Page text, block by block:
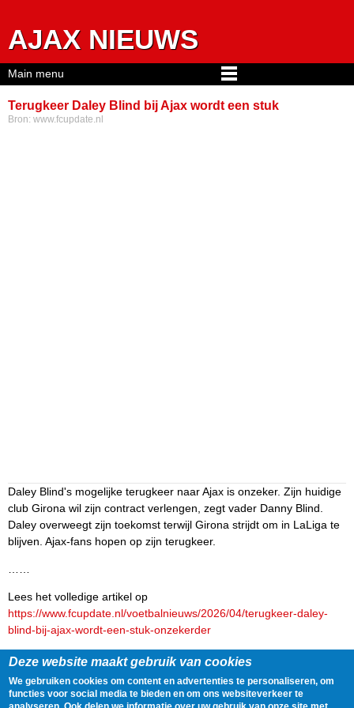
AJAX NIEUWS
Terugkeer Daley Blind bij Ajax wordt een stuk
onzekerder
Bron: www.fcupdate.nl
Daley Blind's mogelijke terugkeer naar Ajax is onzeker. Zijn huidige
club Girona wil zijn contract verlengen, zegt vader Danny Blind.
Daley overweegt zijn toekomst terwijl Girona strijdt om in LaLiga te
blijven. Ajax-fans hopen op zijn terugkeer.
Lees het volledige artikel op
https://www.fcupdate.nl/voetbalnieuws/2026/04/terugkeer-daley-
blind-bij-ajax-wordt-een-stuk-onzekerder
Delen Tweet 26 April, 2026 - 19:25
Gegevens
Main menu
Deze website maakt gebruik van cookies
We gebruiken cookies om content en advertenties te personaliseren, om
functies voor social media te bieden en om ons websiteverkeer te